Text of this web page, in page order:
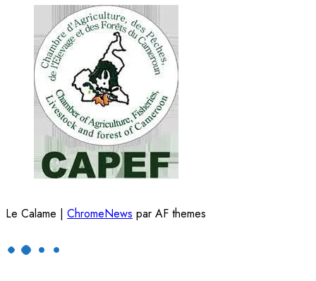
Le Calame | ChromeNews par AF themes